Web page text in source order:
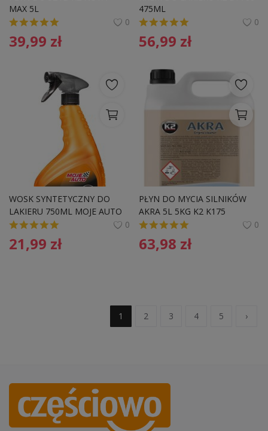
MAX 5L
0
39,99 zł
475ML
0
56,99 zł
WOSK SYNTETYCZNY DO
LAKIERU 750ML MOJE AUTO
19 606
0
21,99 zł
PŁYN DO MYCIA SILNIKÓW
AKRA 5L 5KG K2 K175
CZYSZCZENIASILNIKA
0
63,98 zł
1 2 3 4 5 ›